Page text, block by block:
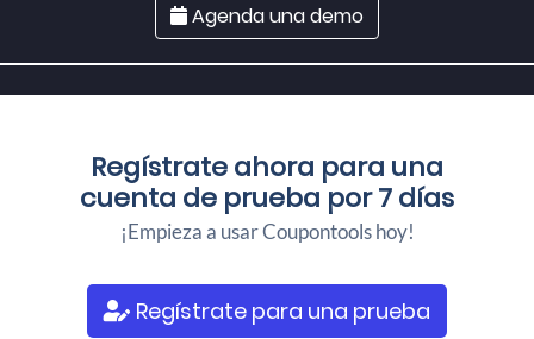
Agenda una demo
Regístrate ahora para una
cuenta de prueba por 7 días
¡Empieza a usar Coupontools hoy!
Regístrate para una prueba